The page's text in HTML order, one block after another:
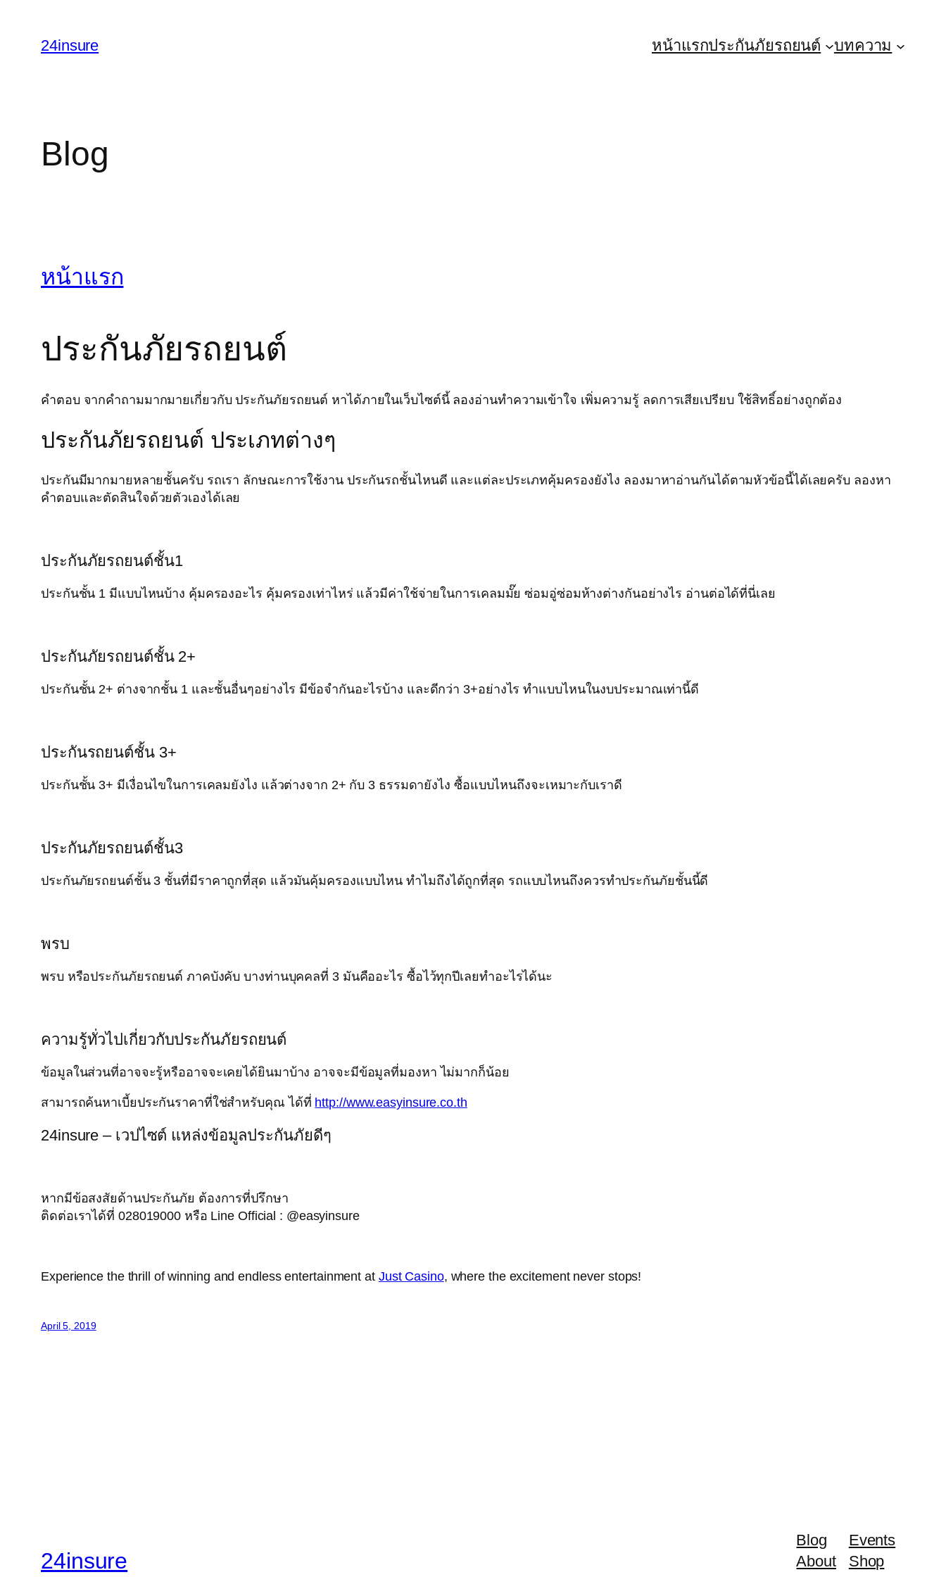
content
24insure หน้าแรกประกันภัยรถยนต์ บทความ
Blog
หน้าแรก
ประกันภัยรถยนต์
คำตอบ จากคำถามมากมายเกี่ยวกับ ประกันภัยรถยนต์ หาได้ภายในเว็บไซต์นี้ ลองอ่านทำความเข้าใจ เพิ่มความรู้ ลดการเสียเปรียบ ใช้สิทธิ์อย่างถูกต้อง
ประกันภัยรถยนต์ ประเภทต่างๆ
ประกันมีมากมายหลายชั้นครับ รถเรา ลักษณะการใช้งาน ประกันรถชั้นไหนดี และแต่ละประเภทคุ้มครองยังไง ลองมาหาอ่านกันได้ตามหัวข้อนี้ได้เลยครับ ลองหา
คำตอบและตัดสินใจด้วยตัวเองได้เลย
ประกันภัยรถยนต์ชั้น1
ประกันชั้น 1 มีแบบไหนบ้าง คุ้มครองอะไร คุ้มครองเท่าไหร่ แล้วมีค่าใช้จ่ายในการเคลมมั๊ย ซ่อมอู่ซ่อมห้างต่างกันอย่างไร อ่านต่อได้ที่นี่เลย
ประกันภัยรถยนต์ชั้น 2+
ประกันชั้น 2+ ต่างจากชั้น 1 และชั้นอื่นๆอย่างไร มีข้อจำกันอะไรบ้าง และดีกว่า 3+อย่างไร ทำแบบไหนในงบประมาณเท่านี้ดี
ประกันรถยนต์ชั้น 3+
ประกันชั้น 3+ มีเงื่อนไขในการเคลมยังไง แล้วต่างจาก 2+ กับ 3 ธรรมดายังไง ซื้อแบบไหนถึงจะเหมาะกับเราดี
ประกันภัยรถยนต์ชั้น3
ประกันภัยรถยนต์ชั้น 3 ชั้นที่มีราคาถูกที่สุด แล้วมันคุ้มครองแบบไหน ทำไมถึงได้ถูกที่สุด รถแบบไหนถึงควรทำประกันภัยชั้นนี้ดี
พรบ
พรบ หรือประกันภัยรถยนต์ ภาคบังคับ บางท่านบุคคลที่ 3 มันคืออะไร ซื้อไว้ทุกปีเลยทำอะไรได้นะ
ความรู้ทั่วไปเกี่ยวกับประกันภัยรถยนต์
ข้อมูลในส่วนที่อาจจะรู้หรืออาจจะเคยได้ยินมาบ้าง อาจจะมีข้อมูลที่มองหา ไม่มากก็น้อย
สามารถค้นหาเบี้ยประกันราคาที่ใช่สำหรับคุณ ได้ที่ http://www.easyinsure.co.th
24insure – เวปไซต์ แหล่งข้อมูลประกันภัยดีๆ
หากมีข้อสงสัยด้านประกันภัย ต้องการที่ปรึกษา
ติดต่อเราได้ที่ 028019000 หรือ Line Official : @easyinsure
Experience the thrill of winning and endless entertainment at Just Casino, where the excitement never stops!
April 5, 2019
24insure
Blog
About
Events
Shop